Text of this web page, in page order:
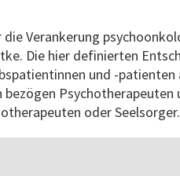
Verankerung
Die hier definierten
und -patienten
oder Seelsorger.